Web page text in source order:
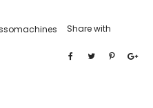
Share with